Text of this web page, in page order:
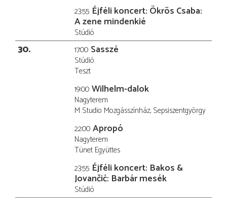
23:55 Éjféli koncert: Ökrös Csaba:
A zene mindenkié
Stúdió
30 17:00 Sasszé
Stúdió
Teszt
19:00 Wilhelm-dalok
Nagyterem
M Studio Mozgásszínház, Sepsiszentgyörgy
22:00 Apropó
Nagyterem
Tünet Együttes
23:55 Éjféli koncert: Bakos &
Jovančić: Barbár mesék
Stúdió